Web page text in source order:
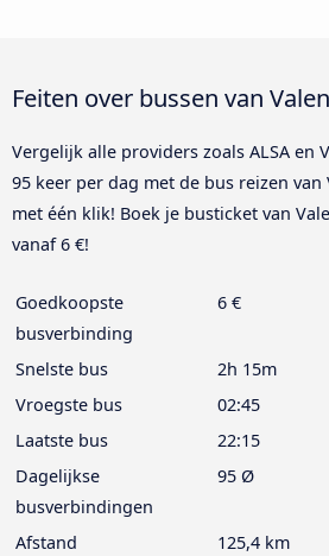
Feiten over bussen van
Vergelijk alle providers zoals ALSA en
95 keer per dag met de bus reizen van
met één klik! Boek je busticket van
vanaf 6 €!
Goedkoopste
busverbinding
6 €
Snelste bus
2h 15m
Vroegste bus
02:45
Laatste bus
22:15
Dagelijkse
busverbindingen
95 Ø
Afstand
125,4 km